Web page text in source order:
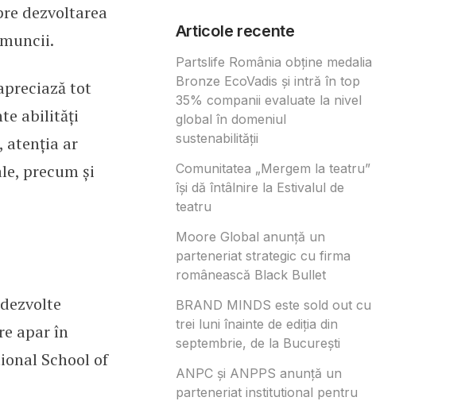
dezvoltarea
tot
abilități
atenția ar
precum și
apar în
School of
Articole recente
Partslife România obține medalia
Bronze EcoVadis și intră în top
35% companii evaluate la nivel
global în domeniul
sustenabilității
Comunitatea „Mergem la teatru”
își dă întâlnire la Estivalul de
teatru
Moore Global anunță un
parteneriat strategic cu firma
românească Black Bullet
BRAND MINDS este sold out cu
trei luni înainte de ediția din
septembrie, de la București
ANPC și ANPPS anunță un
parteneriat institutional pentru